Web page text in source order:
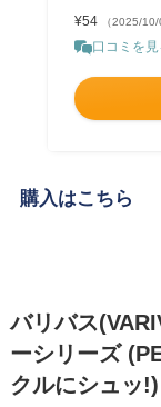
¥54 （2025/
口コミを見
購入はこちら
バリバス
ーシリーズ
クルにシュッ!)